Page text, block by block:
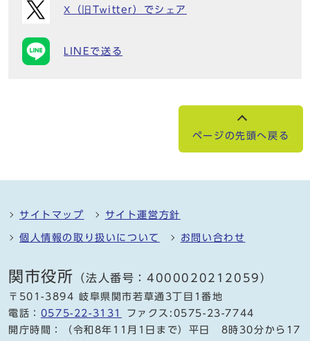
X（旧Twitter）でシェア
LINEで送る
ページの先頭へ戻る
サイトマップ サイト運営方針
個人情報の取り扱いについて お問い合わせ
関市役所 （法人番号：4000020212059）
〒501-3894 岐阜県関市若草通3丁目1番地
電話： 0575-22-3131
ファクス:0575-23-7744
開庁時間：（令和8年11月1日まで）平日 8時30分から17